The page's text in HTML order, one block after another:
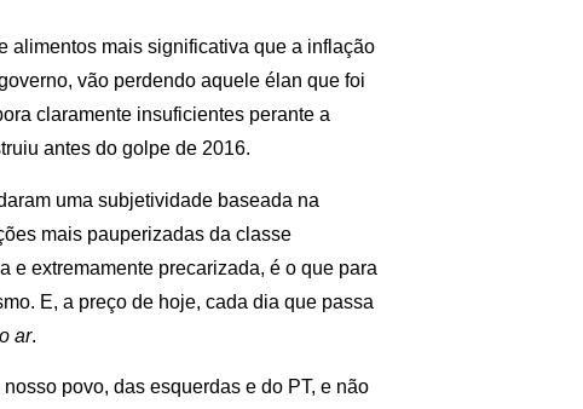
alimentos mais significativa que a inflação
vão perdendo aquele élan que foi
claramente insuficientes perante a
antes do golpe de 2016.
uma subjetividade baseada na
mais pauperizadas da classe
e extremamente precarizada, é o que para
E, a preço de hoje, cada dia que passa
ar.
povo, das esquerdas e do PT, e não